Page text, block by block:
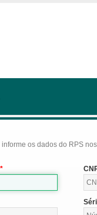
informe os dados do RPS